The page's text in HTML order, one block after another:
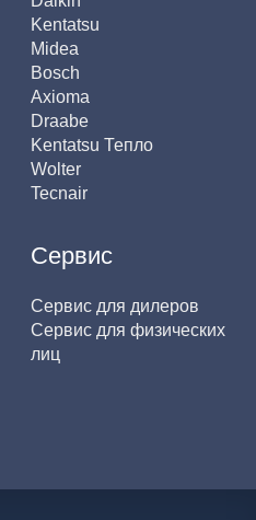
Kentatsu
Midea
Bosch
Axioma
Draabe
Kentatsu Тепло
Wolter
Tecnair
Сервис
Сервис для дилеров
Сервис для физических
лиц